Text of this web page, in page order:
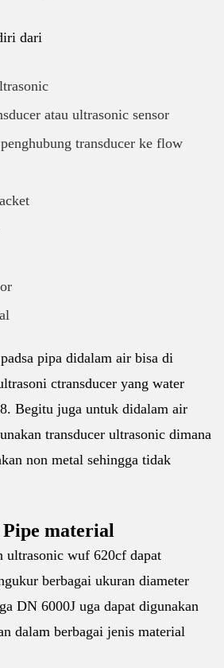
dari
atau ultrasonic sensor
transducer ke flow
pipa didalam air bisa di
ctransducer yang water
Begitu juga untuk didalam air
transducer ultrasonic dimana
non metal sehingga tidak
material
ultrasonic wuf 620cf dapat
berbagai ukuran diameter
DN 6000J uga dapat digunakan
dalam berbagai jenis material